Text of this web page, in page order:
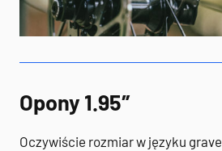
Opony 1.95″
Oczywiście rozmiar w języku